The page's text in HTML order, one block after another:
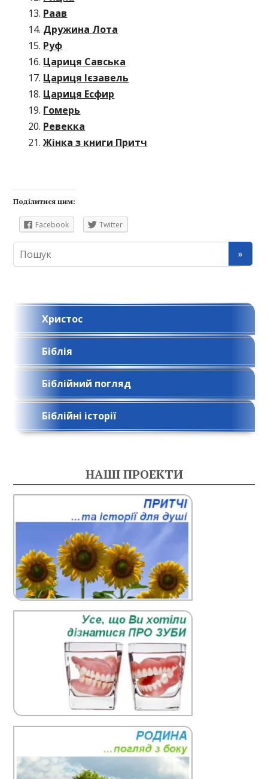
Раав
Дружина Лота
Руф
Цариця Савська
Цариця Ієзавель
Цариця Есфир
Гомерь
Ревекка
Жінка з книги Притч
Поділитися цим:
Facebook Twitter
Христос
Біблія
Біблійний погляд
Біблійні історії
НАШІ ПРОЕКТИ